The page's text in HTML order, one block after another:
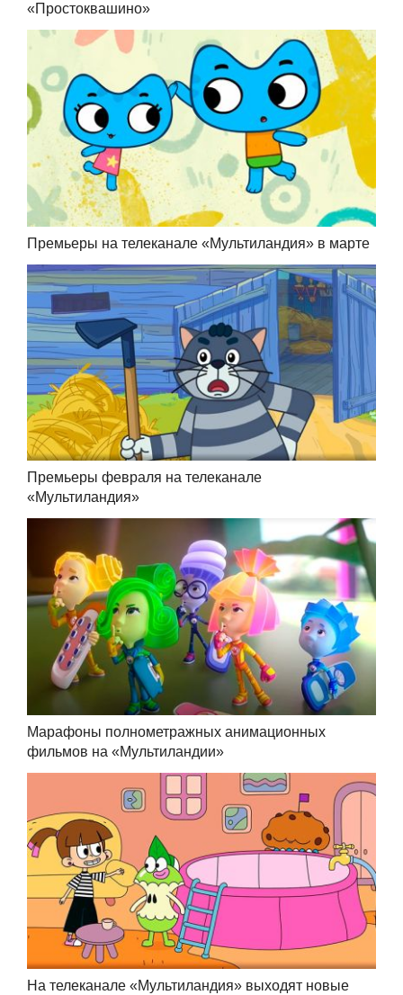
«Простоквашино»
Премьеры на телеканале «Мультиландия» в марте
Премьеры февраля на телеканале
«Мультиландия»
Марафоны полнометражных анимационных
фильмов на «Мультиландии»
На телеканале «Мультиландия» выходят новые